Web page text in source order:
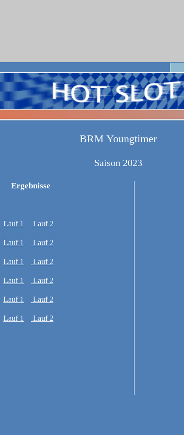
BRM Youngtimer
Saison 2023
Ergebnisse
Lauf 1 Lauf 2
Lauf 1 Lauf 2
Lauf 1 Lauf 2
Lauf 1 Lauf 2
Lauf 1 Lauf 2
Lauf 1 Lauf 2